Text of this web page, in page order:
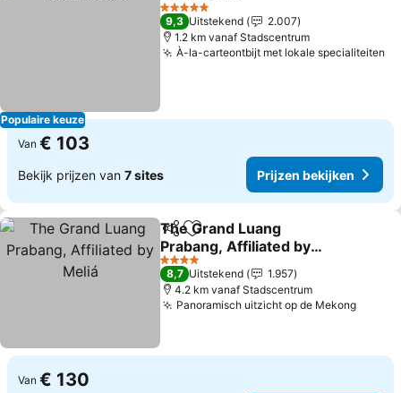
Populaire keuze
5 Sterren
9,3 Uitstekend
2.007
1.2 km vanaf Stadscentrum
À-la-carteontbijt met lokale specialiteiten
Van € 103
Bekijk prijzen van 7 sites Prijzen bekijken
DelenToevoegen aan favorieten
The Grand Luang
Prabang, Affiliated by
Meliá
4 Sterren
8,7 Uitstekend
1.957
4.2 km vanaf Stadscentrum
Panoramisch uitzicht op de Mekong
Van € 130